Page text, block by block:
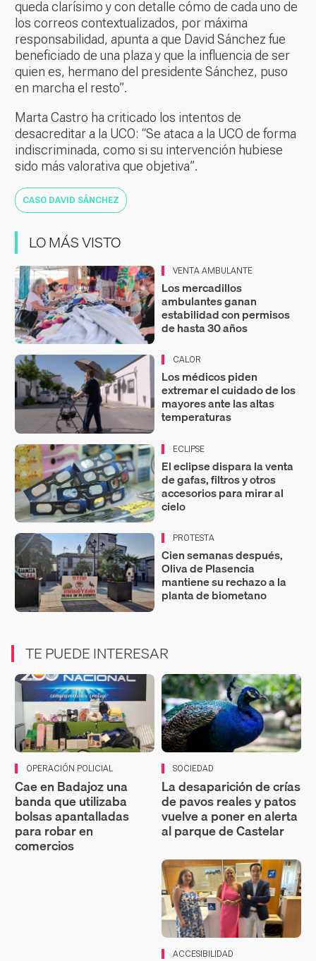
queda clarísimo y con detalle cómo de cada uno de
los correos contextualizados, por máxima
responsabilidad, apunta a que David Sánchez fue
beneficiado de una plaza y que la influencia de ser
quien es, hermano del presidente Sánchez, puso
en marcha el resto”.
Marta Castro ha criticado los intentos de
desacreditar a la UCO: “Se ataca a la UCO de forma
indiscriminada, como si su intervención hubiese
sido más valorativa que objetiva”.
CASO DAVID SÁNCHEZ
LO MÁS VISTO
VENTA AMBULANTE
Los mercadillos
ambulantes ganan
estabilidad con permisos
de hasta 30 años
CALOR
Los médicos piden
extremar el cuidado de los
mayores ante las altas
temperaturas
ECLIPSE
El eclipse dispara la venta
de gafas, filtros y otros
accesorios para mirar al
cielo
PROTESTA
Cien semanas después,
Oliva de Plasencia
mantiene su rechazo a la
planta de biometano
TE PUEDE INTERESAR
OPERACIÓN POLICIAL
Cae en Badajoz una
banda que utilizaba
bolsas apantalladas
para robar en
comercios
SOCIEDAD
La desaparición de crías
de pavos reales y patos
vuelve a poner en alerta
al parque de Castelar
ACCESIBILIDAD